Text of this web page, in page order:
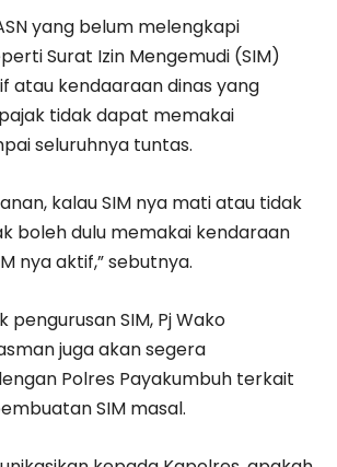
yang belum melengkapi
Surat Izin Mengemudi (SIM)
atau kendaaraan dinas yang
tidak dapat memakai
seluruhnya tuntas.
kalau SIM nya mati atau tidak
boleh dulu memakai kendaraan
nya aktif,” sebutnya.
pengurusan SIM, Pj Wako
juga akan segera
Polres Payakumbuh terkait
SIM masal.